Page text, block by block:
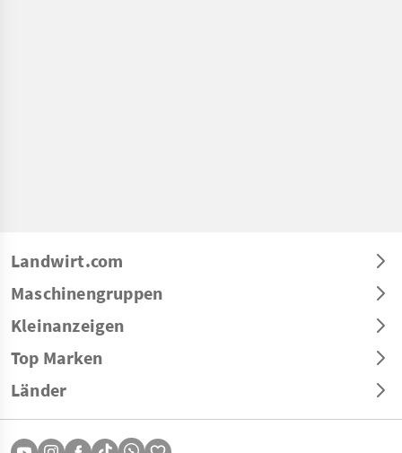
Landwirt.com
Maschinengruppen
Kleinanzeigen
Top Marken
Länder